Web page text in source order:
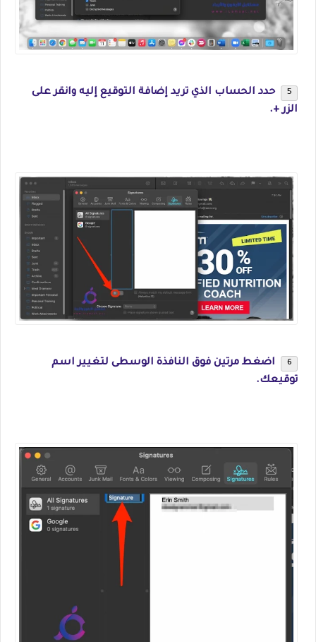
حدد الحساب الذي تريد إضافة التوقيع إليه وانقر على
الزر +.
اضغط مرتين فوق النافذة الوسطى لتغيير اسم
توقيعك.